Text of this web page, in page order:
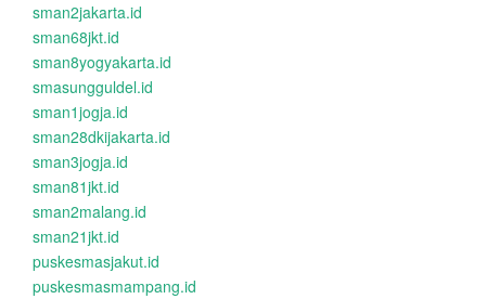
sman2jakarta.id
sman68jkt.id
sman8yogyakarta.id
smasungguldel.id
sman1jogja.id
sman28dkijakarta.id
sman3jogja.id
sman81jkt.id
sman2malang.id
sman21jkt.id
puskesmasjakut.id
puskesmasmampang.id